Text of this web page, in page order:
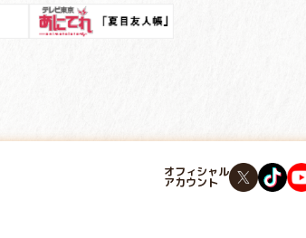
オフィシャル
アカウント